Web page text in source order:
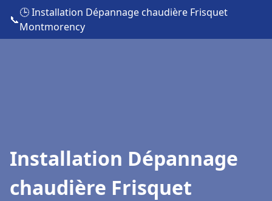
📞
🕒 Installation Dépannage chaudière Frisquet
Montmorency
Installation Dépannage
chaudière Frisquet